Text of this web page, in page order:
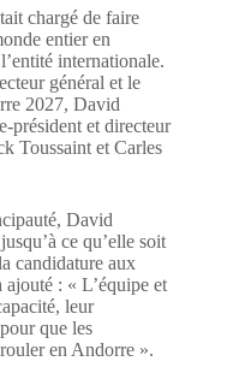
chargé de faire
entier en
internationale.
général et le
2027, David
président et directeur
Toussaint et Carles
David
ce qu’elle soit
candidature aux
: « L’équipe et
leur
que les
en Andorre ».